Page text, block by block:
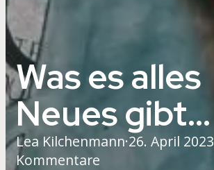
Was es alles
Neues gibt…
Lea Kilchenmann·26. April 2023
Kommentare